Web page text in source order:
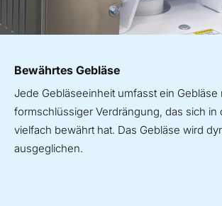
Bewährtes Gebläse
Jede Gebläseeinheit umfasst ein Gebläse
formschlüssiger Verdrängung, das sich in
vielfach bewährt hat. Das Gebläse wird
ausgeglichen.